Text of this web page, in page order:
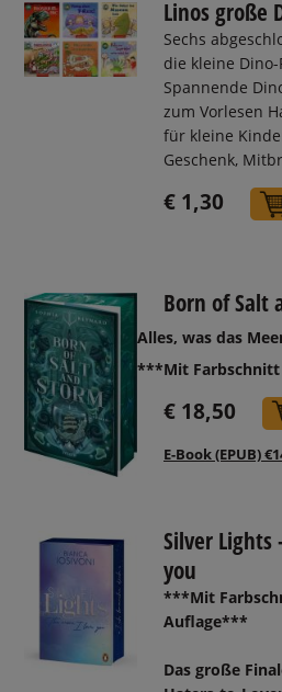
Linos große
Sechs
die kleine
Spannende
zum Vorlesen
für kleine
Geschenk,
€ 1,30
Born of Salt
Alles, was das
***Mit
€ 18,50
E-Book (EPUB)
Silver Lights
you
***Mit
Auflage***
Das große